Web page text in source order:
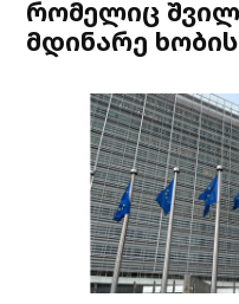
რომელიც
მდინარე